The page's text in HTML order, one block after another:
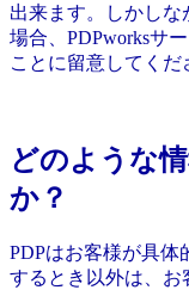
出来ます。しかしな
場合、PDPworksサ
ことに留意してくだ
どのような
か？
PDPはお客様が具体
するとき以外は、お